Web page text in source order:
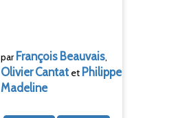
parFrançois Beauvais,
Olivier Cantatet Philippe
Madeline